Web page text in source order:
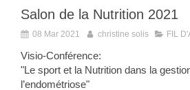
Salon de la Nutrition 2021
08 Mar 2021 christine solis FIL
Visio-Conférence:
"Le sport et la Nutrition dans la
l’endométriose"